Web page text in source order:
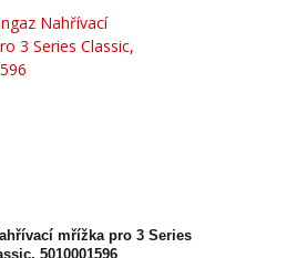
mřížka pro 3 Series
5010001596